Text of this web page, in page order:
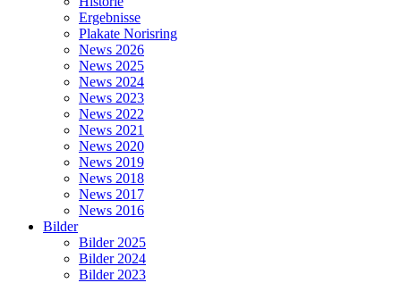
Ergebnisse
Plakate Norisring
News 2026
News 2025
News 2024
News 2023
News 2022
News 2021
News 2020
News 2019
News 2018
News 2017
News 2016
Bilder
Bilder 2025
Bilder 2024
Bilder 2023